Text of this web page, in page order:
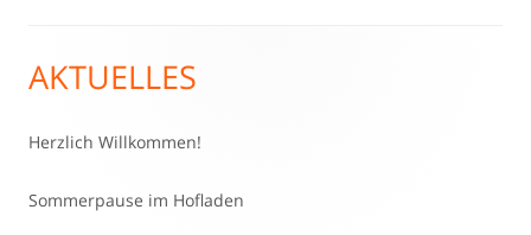
Haupt-
Seitenleiste
AKTUELLES
Herzlich Willkommen!
Sommerpause im Hofladen